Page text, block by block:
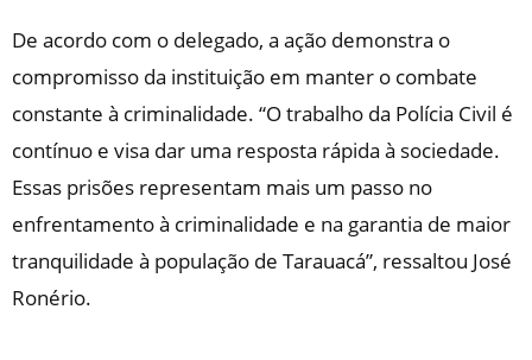
De acordo com o delegado, a ação demonstra o
compromisso da instituição em manter o combate
constante à criminalidade. “O trabalho da Polícia Civil é
contínuo e visa dar uma resposta rápida à sociedade.
Essas prisões representam mais um passo no
enfrentamento à criminalidade e na garantia de maior
tranquilidade à população de Tarauacá”, ressaltou José
Ronério.